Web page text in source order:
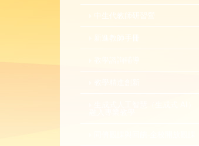
中生代教師研習營